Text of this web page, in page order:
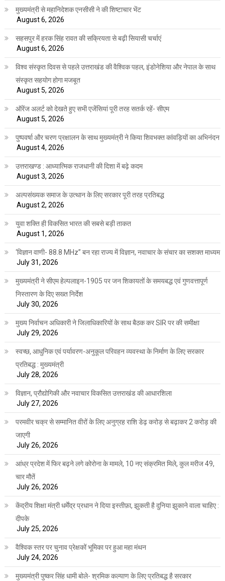
मुख्यमंत्री से महानिदेशक एनसीसी ने की शिष्टाचार भेंट
August 6, 2026
सहसपुर में हरक सिंह रावत की सक्रियता से बढ़ी सियासी चर्चाएं
August 6, 2026
विश्व संस्कृत दिवस से पहले उत्तराखंड की वैश्विक पहल, इंडोनेशिया और नेपाल के साथ
संस्कृत सहयोग होगा मजबूत
August 5, 2026
ऑरेंज अलर्ट को देखते हुए सभी एजेंसियां पूरी तरह सतर्क रहें- सीएम
August 5, 2026
पुष्पवर्षा और चरण प्रक्षालन के साथ मुख्यमंत्री ने किया शिवभक्त कांवड़ियों का अभिनंदन
August 4, 2026
उत्तराखण्ड : आध्यात्मिक राजधानी की दिशा में बढ़े कदम
August 3, 2026
अल्पसंख्यक समाज के उत्थान के लिए सरकार पूरी तरह प्रतिबद्ध
August 2, 2026
युवा शक्ति ही विकसित भारत की सबसे बड़ी ताकत
August 1, 2026
‘विज्ञान वाणी- 88.8 MHz” बन रहा राज्य में विज्ञान, नवाचार के संचार का सशक्त माध्यम
July 31, 2026
मुख्यमंत्री ने सीएम हेल्पलाइन-1905 पर जन शिकायतों के समयबद्ध एवं गुणवत्तापूर्ण
निस्तारण के दिए सख्त निर्देश
July 30, 2026
मुख्य निर्वाचन अधिकारी ने जिलाधिकारियों के साथ बैठक कर SIR पर की समीक्षा
July 29, 2026
स्वच्छ, आधुनिक एवं पर्यावरण-अनुकूल परिवहन व्यवस्था के निर्माण के लिए सरकार
प्रतिबद्ध : मुख्यमंत्री
July 28, 2026
विज्ञान, प्रौद्योगिकी और नवाचार विकसित उत्तराखंड की आधारशिला
July 27, 2026
परमवीर चक्र से सम्मानित वीरों के लिए अनुग्रह राशि डेढ़ करोड़ से बढ़ाकर 2 करोड़ की
जाएगी
July 26, 2026
आंध्र प्रदेश में फिर बढ़ने लगे कोरोना के मामले, 10 नए संक्रमित मिले, कुल मरीज 49,
चार मौतें
July 26, 2026
केंद्रीय शिक्षा मंत्री धर्मेंद्र प्रधान ने दिया इस्तीफ़ा, झुकती है दुनिया झुकाने वाला चाहिए :
दीपके
July 25, 2026
वैश्विक स्तर पर चुनाव प्रेक्षकों भूमिका पर हुआ महा मंथन
July 24, 2026
मुख्यमंत्री पुष्कर सिंह धामी बोले- श्रमिक कल्याण के लिए प्रतिबद्ध है सरकार